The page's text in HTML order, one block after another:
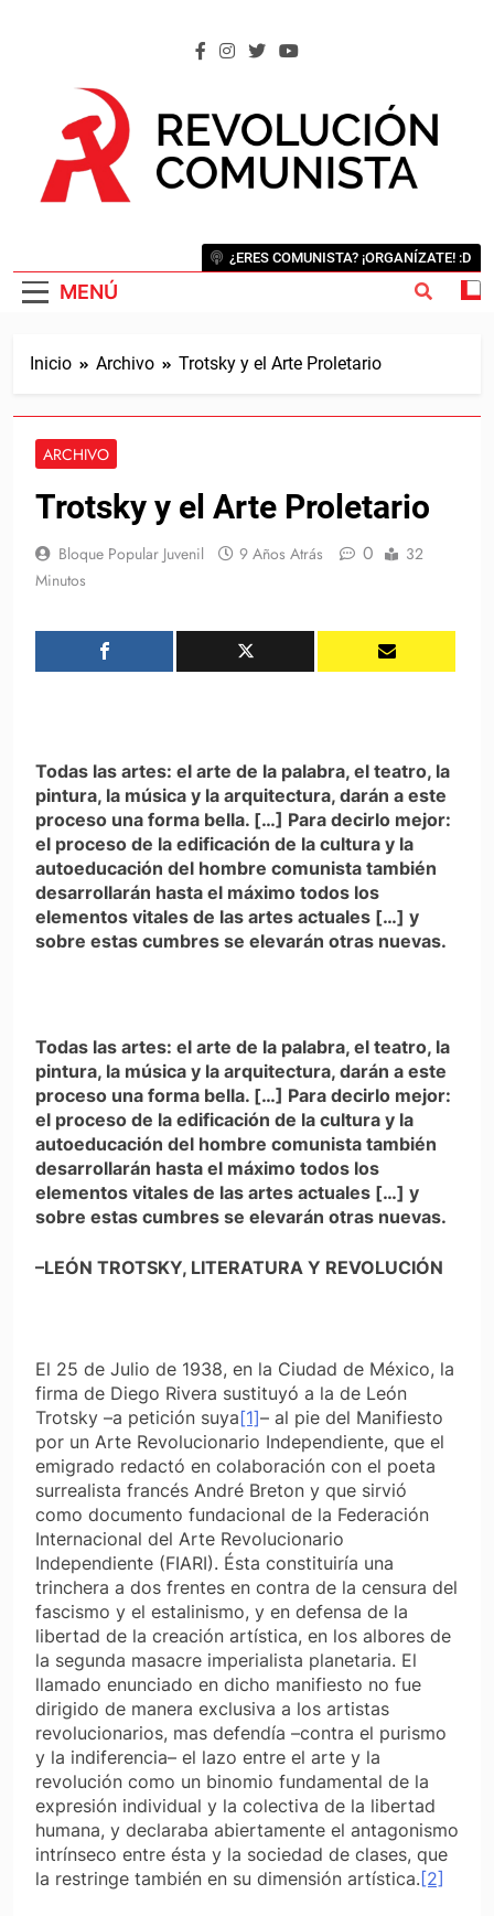
MENÚ
¿ERES COMUNISTA? ¡ORGANÍZATE! :D
Inicio Archivo Trotsky y el Arte Proletario
ARCHIVO
Trotsky y el Arte Proletario
Bloque Popular Juvenil 9 Años Atrás 0
32
Minutos
Todas las artes: el arte de la palabra, el teatro, la
pintura, la música y la arquitectura, darán a este
proceso una forma bella. […] Para decirlo mejor:
el proceso de la edificación de la cultura y la
autoeducación del hombre comunista también
desarrollarán hasta el máximo todos los
elementos vitales de las artes actuales […] y
sobre estas cumbres se elevarán otras nuevas.
Todas las artes: el arte de la palabra, el teatro, la
pintura, la música y la arquitectura, darán a este
proceso una forma bella. […] Para decirlo mejor:
el proceso de la edificación de la cultura y la
autoeducación del hombre comunista también
desarrollarán hasta el máximo todos los
elementos vitales de las artes actuales […] y
sobre estas cumbres se elevarán otras nuevas.
–LEÓN TROTSKY, LITERATURA Y REVOLUCIÓN
El 25 de Julio de 1938, en la Ciudad de México, la
firma de Diego Rivera sustituyó a la de León
Trotsky –a petición suya[1]– al pie del Manifiesto
por un Arte Revolucionario Independiente, que el
emigrado redactó en colaboración con el poeta
surrealista francés André Breton y que sirvió
como documento fundacional de la Federación
Internacional del Arte Revolucionario
Independiente (FIARI). Ésta constituiría una
trinchera a dos frentes en contra de la censura del
fascismo y el estalinismo, y en defensa de la
libertad de la creación artística, en los albores de
la segunda masacre imperialista planetaria. El
llamado enunciado en dicho manifiesto no fue
dirigido de manera exclusiva a los artistas
revolucionarios, mas defendía –contra el purismo
y la indiferencia– el lazo entre el arte y la
revolución como un binomio fundamental de la
expresión individual y la colectiva de la libertad
humana, y declaraba abiertamente el antagonismo
intrínseco entre ésta y la sociedad de clases, que
la restringe también en su dimensión artística.[2]